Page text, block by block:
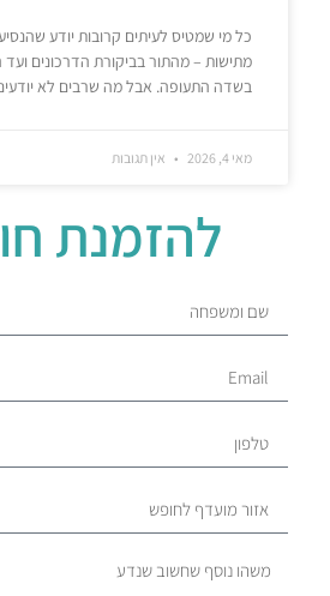
כל מי שמטיס לעיתים קרובות יודע שהנסיעות
מתישות – מהתור בביקורת הדרכונים ועד
בשדה התעופה. אבל מה שרבים לא יודעים
מאי 4, 2026 אין תגובות
להזמנת